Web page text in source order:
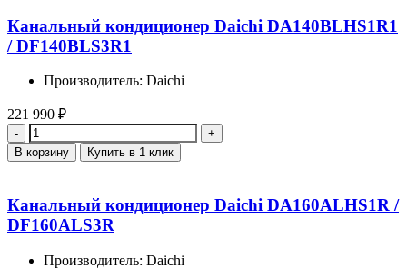
Канальный кондиционер Daichi DA140BLHS1R1
/ DF140BLS3R1
Производитель: Daichi
221 990 ₽
Количество
В корзину Купить в 1 клик
Канальный кондиционер Daichi DA160ALHS1R /
DF160ALS3R
Производитель: Daichi